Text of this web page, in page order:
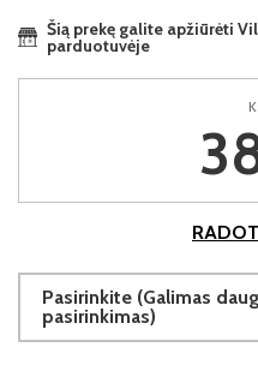
Šią prekę galite apžiūrėti
parduotuvėje
Pasirinkite (Galimas
pasirinkimas)